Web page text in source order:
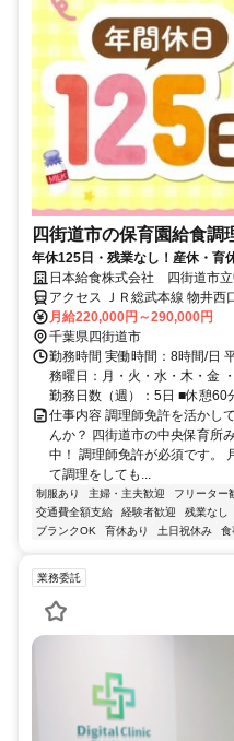
四街道市の保育園給食調
年休125日・残業なし！産休・育
日本給食株式会社 四街道市
アクセス ＪＲ総武本線 物井西
口1徒歩約45分
月給220,000円～290,000円
千葉県四街道市
勤務時間 実働時間：8時間/日
務曜日：月・火・水・木・金
勤務日数（週）：5日 ■休憩60
仕事内容 調理師免許を活かし
んか？ 四街道市の中央保育所
中！ 調理師免許が必須です。
て調理をしても...
制服あり 主婦・主夫歓迎 フリーター
交通費全額支給
経験者歓迎 残業なし
ブランクOK
育休あり 土日祝休み 食
業務委託